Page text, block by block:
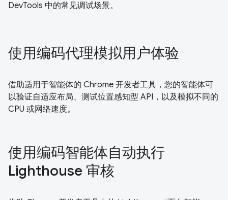
DevTools 中的常见调试场景。
使用编码代理模拟用户体验
借助适用于智能体的 Chrome 开发者工具，您的智能体可
以验证自适应布局、测试位置感知型 API，以及模拟不同的
CPU 或网络速度。
使用编码智能体自动执行
Lighthouse 审核